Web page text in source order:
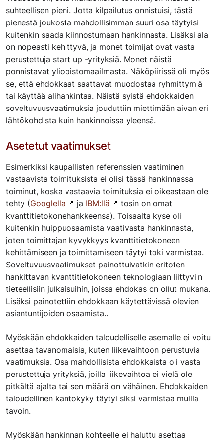
suhteellisen pieni. Jotta kilpailutus onnistuisi, tästä
pienestä joukosta mahdollisimman suuri osa täytyisi
kuitenkin saada kiinnostumaan hankinnasta. Lisäksi ala
on nopeasti kehittyvä, ja monet toimijat ovat vasta
perustettuja start up -yrityksiä. Monet näistä
ponnistavat yliopistomaailmasta. Näköpiirissä oli myös
se, että ehdokkaat saattavat muodostaa ryhmittymiä
tai käyttää alihankintaa. Näistä syistä ehdokkaiden
soveltuvuusvaatimuksia jouduttiin miettimään aivan eri
lähtökohdista kuin hankinnoissa yleensä.
Asetetut vaatimukset
Esimerkiksi kaupallisten referenssien vaatiminen
vastaavista toimituksista ei olisi tässä hankinnassa
toiminut, koska vastaavia toimituksia ei oikeastaan ole
tehty (Googlella ja IBM:llä
tosin on omat
kvanttitietokonehankkeensa). Toisaalta kyse oli
kuitenkin huippuosaamista vaativasta hankinnasta,
joten toimittajan kyvykkyys kvanttitietokoneen
kehittämiseen ja toimittamiseen täytyi toki varmistaa.
Soveltuvuusvaatimukset painottuivatkin eritoten
hankittavan kvanttitietokoneen teknologiaan liittyviin
tieteellisiin julkaisuihin, joissa ehdokas on ollut mukana.
Lisäksi painotettiin ehdokkaan käytettävissä olevien
asiantuntijoiden osaamista..
Myöskään ehdokkaiden taloudelliselle asemalle ei voitu
asettaa tavanomaisia, kuten liikevaihtoon perustuvia
vaatimuksia. Osa mahdollisista ehdokkaista oli vasta
perustettuja yrityksiä, joilla liikevaihtoa ei vielä ole
pitkältä ajalta tai sen määrä on vähäinen. Ehdokkaiden
taloudellinen kantokyky täytyi siksi varmistaa muilla
tavoin.
Myöskään hankinnan kohteelle ei haluttu asettaa